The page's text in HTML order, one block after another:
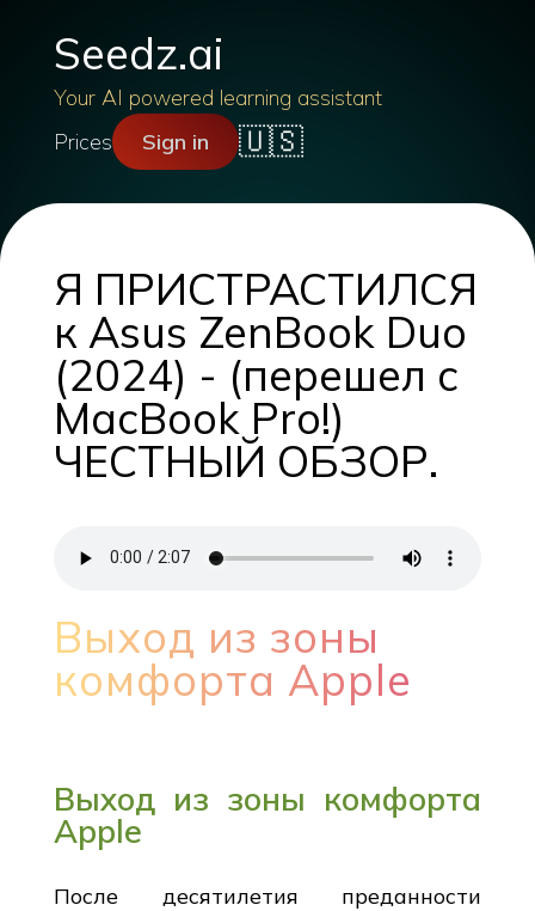
Seedz.ai
Your AI powered learning assistant
Prices
Sign in 🇺🇸
Я ПРИСТРАСТИЛСЯ
к Asus ZenBook Duo
(2024) - (перешел с
MacBook Pro!)
ЧЕСТНЫЙ ОБЗОР.
Выход из зоны
комфорта Apple
Выход из зоны комфорта
Apple
После десятилетия преданности